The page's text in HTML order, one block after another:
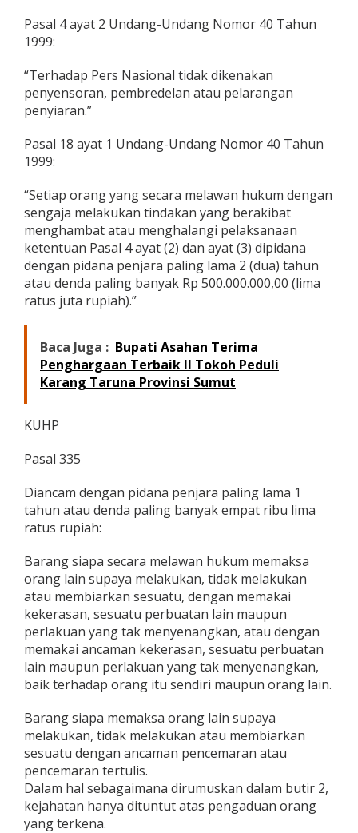
Pasal 4 ayat 2 Undang-Undang Nomor 40 Tahun
1999:
“Terhadap Pers Nasional tidak dikenakan
penyensoran, pembredelan atau pelarangan
penyiaran.”
Pasal 18 ayat 1 Undang-Undang Nomor 40 Tahun
1999:
“Setiap orang yang secara melawan hukum dengan
sengaja melakukan tindakan yang berakibat
menghambat atau menghalangi pelaksanaan
ketentuan Pasal 4 ayat (2) dan ayat (3) dipidana
dengan pidana penjara paling lama 2 (dua) tahun
atau denda paling banyak Rp 500.000.000,00 (lima
ratus juta rupiah).”
Baca Juga : Bupati Asahan Terima
Penghargaan Terbaik II Tokoh Peduli
Karang Taruna Provinsi Sumut
KUHP
Pasal 335
Diancam dengan pidana penjara paling lama 1
tahun atau denda paling banyak empat ribu lima
ratus rupiah:
Barang siapa secara melawan hukum memaksa
orang lain supaya melakukan, tidak melakukan
atau membiarkan sesuatu, dengan memakai
kekerasan, sesuatu perbuatan lain maupun
perlakuan yang tak menyenangkan, atau dengan
memakai ancaman kekerasan, sesuatu perbuatan
lain maupun perlakuan yang tak menyenangkan,
baik terhadap orang itu sendiri maupun orang lain.
Barang siapa memaksa orang lain supaya
melakukan, tidak melakukan atau membiarkan
sesuatu dengan ancaman pencemaran atau
pencemaran tertulis.
Dalam hal sebagaimana dirumuskan dalam butir 2,
kejahatan hanya dituntut atas pengaduan orang
yang terkena.